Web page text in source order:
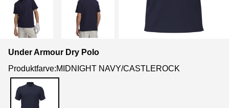
Under Armour Dry Polo
Produktfarve:MIDNIGHT NAVY/CASTLEROCK